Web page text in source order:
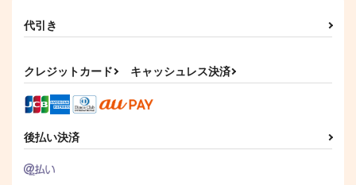
代引き
クレジットカード キャッシュレス決済
後払い決済